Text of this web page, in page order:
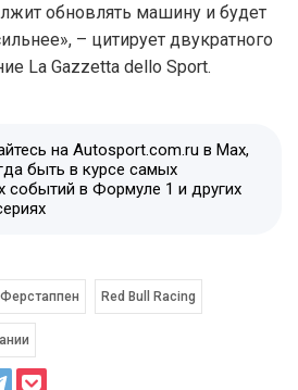
обновлять машину и будет
– цитирует двукратного
La Gazzetta dello Sport.
на Autosport.com.ru в Max,
быть в курсе самых
событий в Формуле 1 и других
Red Bull Racing